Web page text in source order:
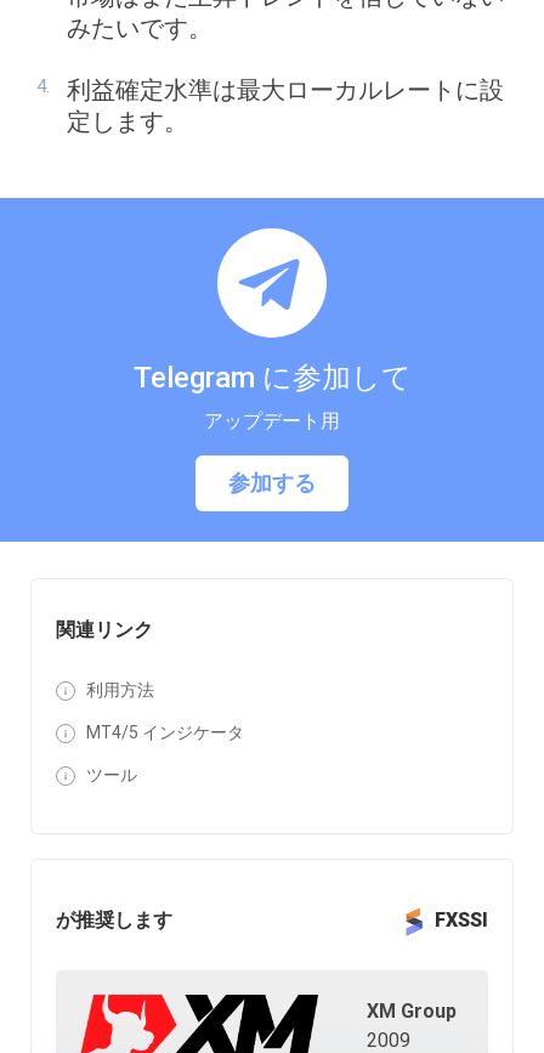
関連リンク
利用方法
MT4/5 インジケータ
ツール
が推奨します FXSSI
XM Group
2009
みたいです。
利益確定水準は最大ローカルレートに設
定します。
Telegram に参加して
アップデート用
参加する